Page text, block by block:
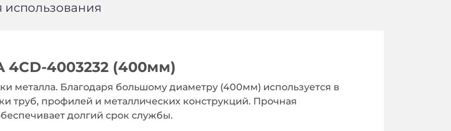
использования
4CD-4003232 (400мм)
металла. Благодаря большому диаметру (400мм) используется в
труб, профилей и металлических конструкций. Прочная
долгий срок службы.